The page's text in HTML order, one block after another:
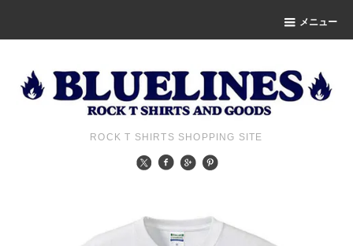
メニュー
ROCK T SHIRTS SHOPPING SITE